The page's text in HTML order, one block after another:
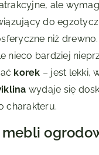
ale
do
niż drewno.
nieco bardziej
korek – jest lekki,
wydaje się
charakteru.